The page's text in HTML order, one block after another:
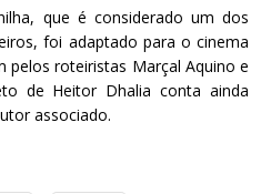
que é considerado um dos
foi adaptado para o cinema
roteiristas Marçal Aquino e
de Heitor Dhalia conta ainda
associado.